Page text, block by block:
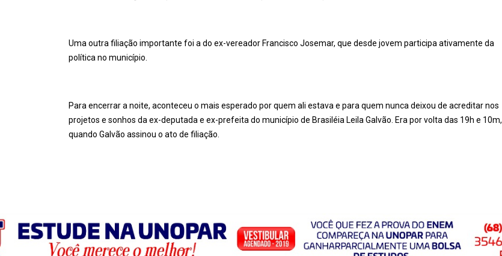
Uma outra filiação importante foi a do ex-vereador Francisco Josemar, que desde jovem participa ativamente da
política no município.
Para encerrar a noite, aconteceu o mais esperado por quem ali estava e para quem nunca deixou de acreditar nos
projetos e sonhos da ex-deputada e ex-prefeita do município de Brasiléia Leila Galvão. Era por volta das 19h e 10m,
quando Galvão assinou o ato de filiação.